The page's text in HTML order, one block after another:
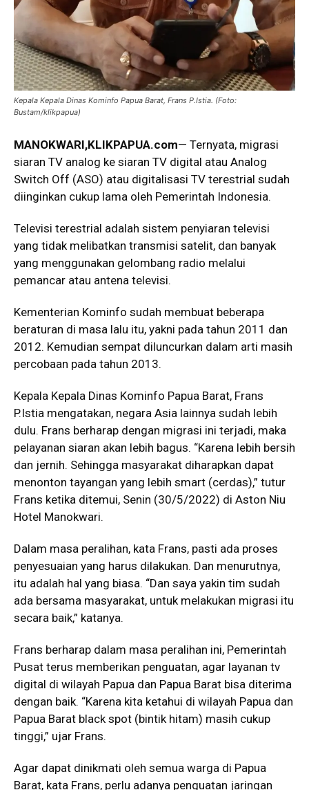
Kepala Kepala Dinas Kominfo Papua Barat, Frans P.Istia. (Foto:
Bustam/klikpapua)
MANOKWARI,KLIKPAPUA.com— Ternyata, migrasi
siaran TV analog ke siaran TV digital atau Analog
Switch Off (ASO) atau digitalisasi TV terestrial sudah
diinginkan cukup lama oleh Pemerintah Indonesia.
Televisi terestrial adalah sistem penyiaran televisi
yang tidak melibatkan transmisi satelit, dan banyak
yang menggunakan gelombang radio melalui
pemancar atau antena televisi.
Kementerian Kominfo sudah membuat beberapa
beraturan di masa lalu itu, yakni pada tahun 2011 dan
2012. Kemudian sempat diluncurkan dalam arti masih
percobaan pada tahun 2013.
Kepala Kepala Dinas Kominfo Papua Barat, Frans
P.Istia mengatakan, negara Asia lainnya sudah lebih
dulu. Frans berharap dengan migrasi ini terjadi, maka
pelayanan siaran akan lebih bagus. “Karena lebih bersih
dan jernih. Sehingga masyarakat diharapkan dapat
menonton tayangan yang lebih smart (cerdas),” tutur
Frans ketika ditemui, Senin (30/5/2022) di Aston Niu
Hotel Manokwari.
Dalam masa peralihan, kata Frans, pasti ada proses
penyesuaian yang harus dilakukan. Dan menurutnya,
itu adalah hal yang biasa. “Dan saya yakin tim sudah
ada bersama masyarakat, untuk melakukan migrasi itu
secara baik,” katanya.
Frans berharap dalam masa peralihan ini, Pemerintah
Pusat terus memberikan penguatan, agar layanan tv
digital di wilayah Papua dan Papua Barat bisa diterima
dengan baik. “Karena kita ketahui di wilayah Papua dan
Papua Barat black spot (bintik hitam) masih cukup
tinggi,” ujar Frans.
Agar dapat dinikmati oleh semua warga di Papua
Barat, kata Frans, perlu adanya penguatan jaringan